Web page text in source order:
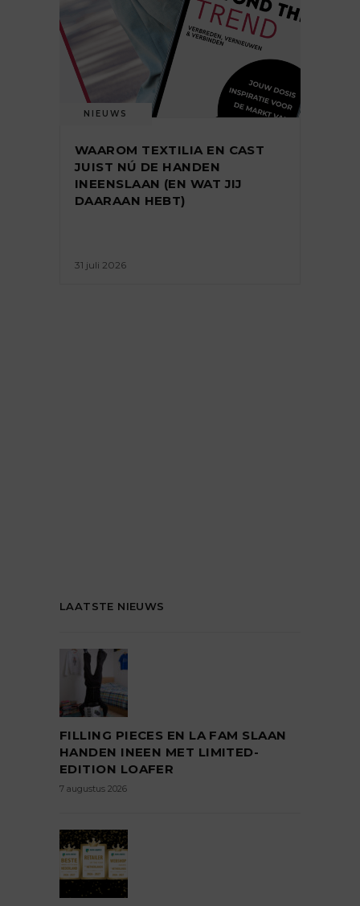
NIEUWS
WAAROM TEXTILIA EN CAST
JUIST NÚ DE HANDEN
INEENSLAAN (EN WAT JIJ
DAARAAN HEBT)
31 juli 2026
LAATSTE NIEUWS
FILLING PIECES EN LA FAM SLAAN
HANDEN INEEN MET LIMITED-
EDITION LOAFER
7 augustus 2026